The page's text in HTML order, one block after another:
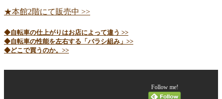
★本館2階にて販売中 >>
◆自転車の仕上がりはお店によって違う >>
◆自転車の性能を左右する「バラシ組み」>>
◆どこで買うのか。>>
Follow me!